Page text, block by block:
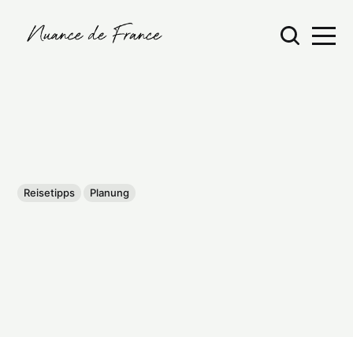
Reisetipps Planung